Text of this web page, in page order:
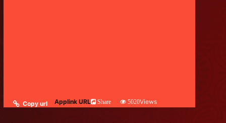
Copy url Applink URL Share 5020Views